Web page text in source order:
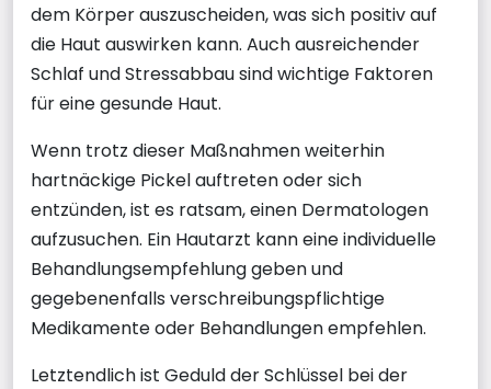
dem Körper auszuscheiden, was sich positiv auf
die Haut auswirken kann. Auch ausreichender
Schlaf und Stressabbau sind wichtige Faktoren
für eine gesunde Haut.
Wenn trotz dieser Maßnahmen weiterhin
hartnäckige Pickel auftreten oder sich
entzünden, ist es ratsam, einen Dermatologen
aufzusuchen. Ein Hautarzt kann eine individuelle
Behandlungsempfehlung geben und
gegebenenfalls verschreibungspflichtige
Medikamente oder Behandlungen empfehlen.
Letztendlich ist Geduld der Schlüssel bei der